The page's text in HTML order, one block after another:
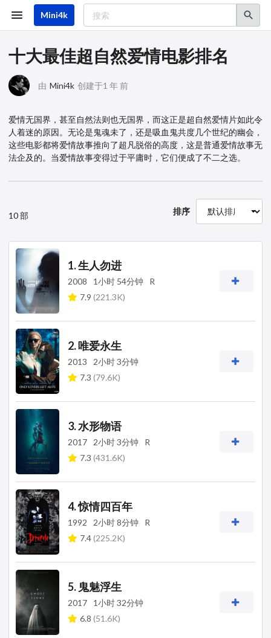
主
Mini4k
十大最佳超自然爱情电影排名
由 Mini4k 创建于1 年 前
爱情无国界，甚至自然法则也无国界，而这正是超自然爱情片如此令
人着迷的原因。无论是鬼魂未了，还是吸血鬼共度几个世纪的幽会，
这些电影都将爱情故事推向了超凡脱俗的高度，这是普通爱情故事无
法企及的。当爱情故事变得过于平庸时，它们便成了不二之选。
10 部 排序
1. 生人勿进
2008 1小时 54分钟
R
7.9 (221.3K)
2. 唯爱永生
2013
2小时 3分钟
7.3 (79.6K)
3. 水形物语
2017 2小时 3分钟
R
7.3 (431.6K)
4. 惊情四百年
1992 2小时 8分钟
R
7.4(225.2K)
5. 鬼魅浮生
2017
1小时 32分钟
6.8 (51.6K)